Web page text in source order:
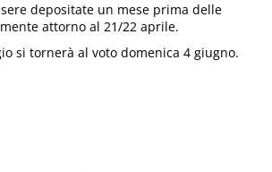
depositate un mese prima delle
attorno al 21/22 aprile.
si tornerà al voto domenica 4 giugno.